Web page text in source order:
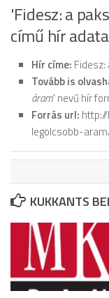
'Fidesz: a
című hír
Hír címe:
Tovább is
áram' nevű hír
Forrás url:
legolcsobb-
KUKKANTS